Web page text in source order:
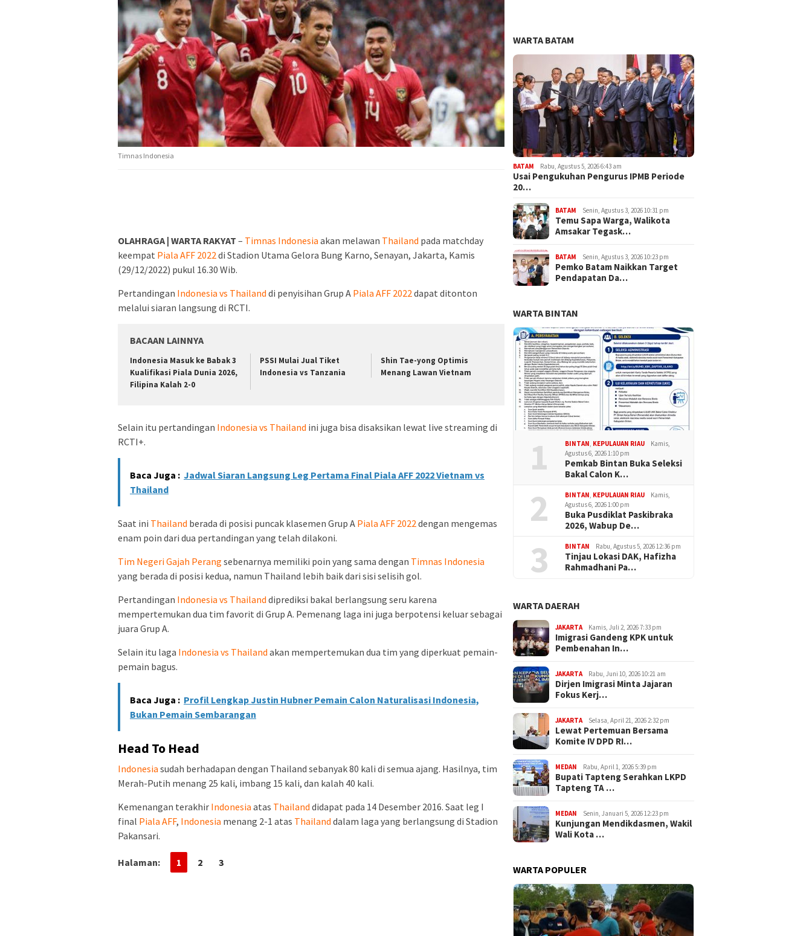
Timnas Indonesia
OLAHRAGA | WARTA RAKYAT – Timnas Indonesia akan melawan Thailand pada matchday
keempat Piala AFF 2022di Stadion Utama Gelora Bung Karno, Senayan, Jakarta, Kamis
(29/12/2022) pukul 16.30 Wib.
Pertandingan Indonesia vs Thailand di penyisihan Grup A Piala AFF 2022dapat ditonton
melalui siaran langsung di RCTI.
BACAAN LAINNYA
Indonesia Masuk ke Babak 3
Kualifikasi Piala Dunia 2026,
Filipina Kalah 2-0
PSSI Mulai Jual Tiket
Indonesia vs Tanzania
Shin Tae-yong Optimis
Menang Lawan Vietnam
Selain itu pertandingan Indonesia vs Thailand ini juga bisa disaksikan lewat live streaming di
RCTI+.
Baca Juga : Jadwal Siaran Langsung Leg Pertama Final Piala AFF 2022 Vietnam vs
Thailand
Saat ini Thailand berada di posisi puncak klasemen Grup A Piala AFF 2022dengan mengemas
enam poin dari dua pertandingan yang telah dilakoni.
Tim Negeri Gajah Perang sebenarnya memiliki poin yang sama dengan Timnas Indonesia
yang berada di posisi kedua, namun Thailand lebih baik dari sisi selisih gol.
Pertandingan Indonesia vs Thailand diprediksi bakal berlangsung seru karena
mempertemukan dua tim favorit di Grup A. Pemenang laga ini juga berpotensi keluar sebagai
juara Grup A.
Selain itu laga Indonesia vs Thailand akan mempertemukan dua tim yang diperkuat pemain-
pemain bagus.
Baca Juga : Profil Lengkap Justin Hubner Pemain Calon Naturalisasi Indonesia,
Bukan Pemain Sembarangan
Head To Head
Indonesia sudah berhadapan dengan Thailand sebanyak 80 kali di semua ajang. Hasilnya, tim
Merah-Putih menang 25 kali, imbang 15 kali, dan kalah 40 kali.
Kemenangan terakhir Indonesia atas Thailand didapat pada 14 Desember 2016. Saat leg I
final Piala AFF, Indonesia menang 2-1 atas Thailand dalam laga yang berlangsung di Stadion
Pakansari.
Halaman: 1 2 3
WARTA BATAM
BATAM Rabu, Agustus 5, 2026 6:43 am
Usai Pengukuhan Pengurus IPMB Periode
20…
BATAM Senin, Agustus 3, 2026 10:31 pm
Temu Sapa Warga, Walikota
Amsakar Tegask…
BATAM Senin, Agustus 3, 2026 10:23 pm
Pemko Batam Naikkan Target
Pendapatan Da…
WARTA BINTAN
1 BINTAN KEPULAUAN RIAU
Kamis,
Agustus 6, 2026 1:10 pm
Pemkab Bintan Buka Seleksi
Bakal Calon K…
2 BINTAN KEPULAUAN RIAU
Kamis,
Agustus 6, 2026 1:00 pm
Buka Pusdiklat Paskibraka
2026, Wabup De…
3 BINTAN Rabu, Agustus 5, 2026 12:36 pm
Tinjau Lokasi DAK, Hafizha
Rahmadhani Pa…
WARTA DAERAH
JAKARTA Kamis, Juli 2, 2026 7:33 pm
Imigrasi Gandeng KPK untuk
Pembenahan In…
JAKARTA Rabu, Juni 10, 2026 10:21 am
Dirjen Imigrasi Minta Jajaran
Fokus Kerj…
JAKARTA Selasa, April 21, 2026 2:32 pm
Lewat Pertemuan Bersama
Komite IV DPD RI…
MEDAN Rabu, April 1, 2026 5:39 pm
Bupati Tapteng Serahkan LKPD
Tapteng TA …
MEDAN Senin, Januari 5, 2026 12:23 pm
Kunjungan Mendikdasmen, Wakil
Wali Kota …
WARTA POPULER